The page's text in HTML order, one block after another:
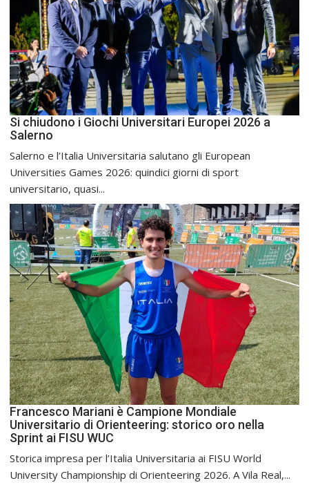
Si chiudono i Giochi Universitari Europei 2026 a
Salerno
Salerno e l’Italia Universitaria salutano gli European
Universities Games 2026: quindici giorni di sport
universitario, quasi...
Francesco Mariani è Campione Mondiale
Universitario di Orienteering: storico oro nella
Sprint ai FISU WUC
Storica impresa per l’Italia Universitaria ai FISU World
University Championship di Orienteering 2026. A Vila Real,...